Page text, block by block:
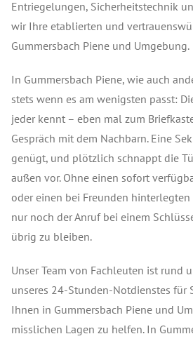
Entriegelungen, Sicherheitstechnik
wir Ihre etablierten und
Gummersbach Piene und Umgebung.
In Gummersbach Piene, wie auch
stets wenn es am wenigsten passt:
jeder kennt – eben mal zum
Gespräch mit dem Nachbarn. Eine
genügt, und plötzlich schnappt die
außen vor. Ohne einen sofort
oder einen bei Freunden
nur noch der Anruf bei einem
übrig zu bleiben.
Unser Team von Fachleuten ist rund
unseres 24-Stunden-Notdienstes für
Ihnen in Gummersbach Piene und
misslichen Lagen zu helfen. In